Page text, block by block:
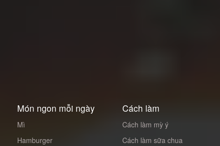
Món ngon mỗi ngày
Mì
Hamburger
Cách làm
Cách làm mỳ ý
Cách làm sữa chua